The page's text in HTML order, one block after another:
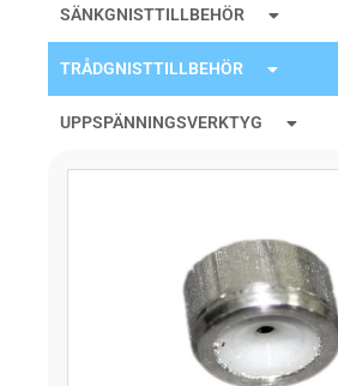
SÄNKGNISTTILLBEHÖR
TRÅDGNISTTILLBEHÖR
UPPSPÄNNINGSVERKTYG